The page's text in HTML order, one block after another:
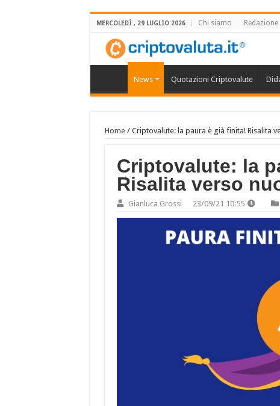
MERCOLEDÌ , 29 LUGLIO 2026 Chi siamo Redazione
News Quotazioni Criptovalute
Home/ Criptovalute: la paura è già finita! Risalita
Criptovalute: la
Risalita verso
Gianluca Grossi 23/09/21 10:55